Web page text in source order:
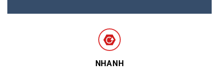
NHANH